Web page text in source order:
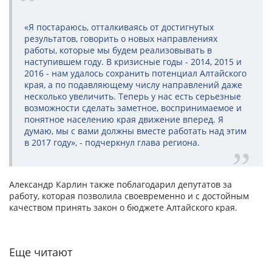
«Я постараюсь, отталкиваясь от достигнутых
результатов, говорить о новых направлениях
работы, которые мы будем реализовывать в
наступившем году. В кризисные годы - 2014, 2015 и
2016 - нам удалось сохранить потенциал Алтайского
края, а по подавляющему числу направлений даже
несколько увеличить. Теперь у нас есть серьезные
возможности сделать заметное, воспринимаемое и
понятное населению края движение вперед. Я
думаю, мы с вами должны вместе работать над этим
в 2017 году», - подчеркнул глава региона.
Александр Карлин также поблагодарил депутатов за
работу, которая позволила своевременно и с достойным
качеством принять закон о бюджете Алтайского края.
Еще читают